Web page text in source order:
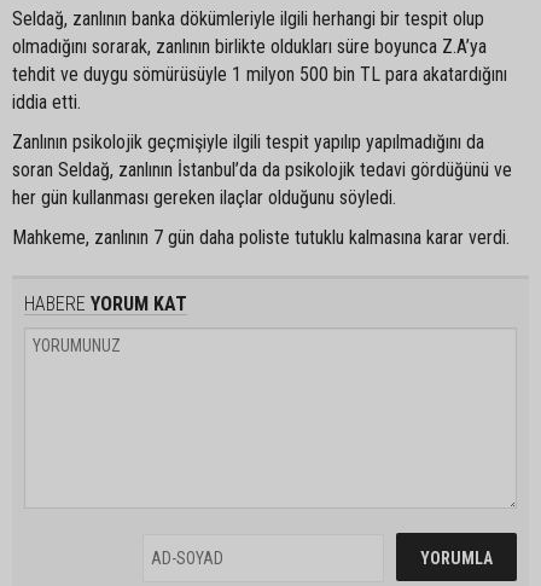
Seldağ, zanlının banka dökümleriyle ilgili herhangi bir tespit olup
olmadığını sorarak, zanlının birlikte oldukları süre boyunca Z.A’ya
tehdit ve duygu sömürüsüyle 1 milyon 500 bin TL para akatardığını
iddia etti.
Zanlının psikolojik geçmişiyle ilgili tespit yapılıp yapılmadığını da
soran Seldağ, zanlının İstanbul’da da psikolojik tedavi gördüğünü ve
her gün kullanması gereken ilaçlar olduğunu söyledi.
Mahkeme, zanlının 7 gün daha poliste tutuklu kalmasına karar verdi.
HABERE YORUM KAT